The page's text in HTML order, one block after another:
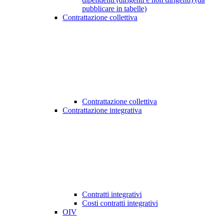
pubblicare in tabelle)
Contrattazione collettiva
Contrattazione collettiva
Contrattazione integrativa
Contratti integrativi
Costi contratti integrativi
OIV